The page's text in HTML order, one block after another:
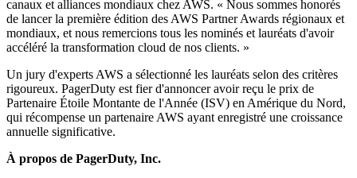
canaux et alliances mondiaux chez AWS. « Nous sommes honorés
de lancer la première édition des AWS Partner Awards régionaux et
mondiaux, et nous remercions tous les nominés et lauréats d'avoir
accéléré la transformation cloud de nos clients. »
Un jury d'experts AWS a sélectionné les lauréats selon des critères
rigoureux. PagerDuty est fier d'annoncer avoir reçu le prix de
Partenaire Étoile Montante de l'Année (ISV) en Amérique du Nord,
qui récompense un partenaire AWS ayant enregistré une croissance
annuelle significative.
À propos de PagerDuty, Inc.